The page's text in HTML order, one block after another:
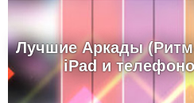
Лучшие Аркады
iPad и